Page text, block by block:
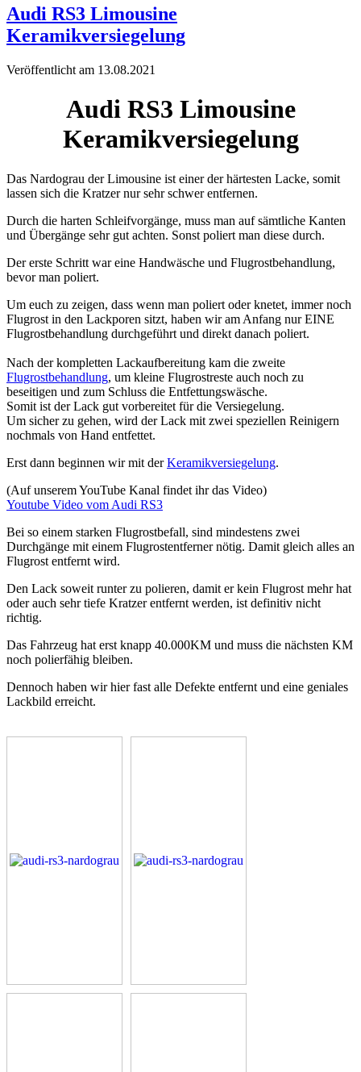
Audi RS3 Limousine
Keramikversiegelung
Veröffentlicht am 13.08.2021
Audi RS3 Limousine
Keramikversiegelung
Das Nardograu der Limousine ist einer der härtesten Lacke, somit
lassen sich die Kratzer nur sehr schwer entfernen.
Durch die harten Schleifvorgänge, muss man auf sämtliche Kanten
und Übergänge sehr gut achten. Sonst poliert man diese durch.
Der erste Schritt war eine Handwäsche und Flugrostbehandlung,
bevor man poliert.
Um euch zu zeigen, dass wenn man poliert oder knetet, immer noch
Flugrost in den Lackporen sitzt, haben wir am Anfang nur EINE
Flugrostbehandlung durchgeführt und direkt danach poliert.
Nach der kompletten Lackaufbereitung kam die zweite
Flugrostbehandlung, um kleine Flugrostreste auch noch zu
beseitigen und zum Schluss die Entfettungswäsche.
Somit ist der Lack gut vorbereitet für die Versiegelung.
Um sicher zu gehen, wird der Lack mit zwei speziellen Reinigern
nochmals von Hand entfettet.
Erst dann beginnen wir mit derKeramikversiegelung.
(Auf unserem YouTube Kanal findet ihr das Video)
Youtube Video vom Audi RS3
Bei so einem starken Flugrostbefall, sind mindestens zwei
Durchgänge mit einem Flugrostentferner nötig. Damit gleich alles an
Flugrost entfernt wird.
Den Lack soweit runter zu polieren, damit er kein Flugrost mehr hat
oder auch sehr tiefe Kratzer entfernt werden, ist definitiv nicht
richtig.
Das Fahrzeug hat erst knapp 40.000KM und muss die nächsten KM
noch polierfähig bleiben.
Dennoch haben wir hier fast alle Defekte entfernt und eine geniales
Lackbild erreicht.